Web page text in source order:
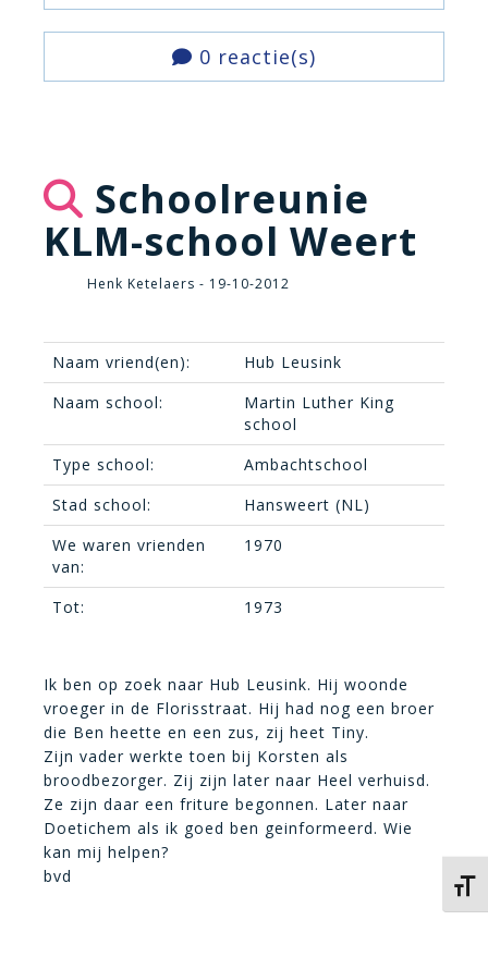
0 reactie(s)
Schoolreunie
KLM-school Weert
Henk Ketelaers - 19-10-2012
Naam vriend(en):
Hub Leusink
Naam school:
Martin Luther King
school
Type school:
Ambachtschool
Stad school:
Hansweert (NL)
We waren vrienden
van:
1970
Tot: 1973
Ik ben op zoek naar Hub Leusink. Hij woonde
vroeger in de Florisstraat. Hij had nog een broer
die Ben heette en een zus, zij heet Tiny.
Zijn vader werkte toen bij Korsten als
broodbezorger. Zij zijn later naar Heel verhuisd.
Ze zijn daar een friture begonnen. Later naar
Doetichem als ik goed ben geinformeerd. Wie
kan mij helpen?
bvd